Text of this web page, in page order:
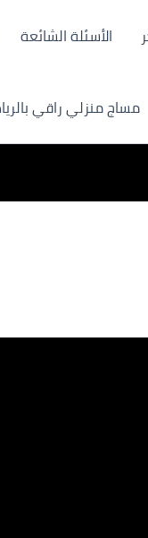
الأسئلة الشائعة
مساج منزلي راقي